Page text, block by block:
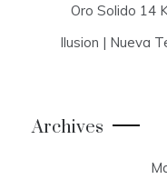
Oro Solido 14
Ilusion | Nueva
Archives